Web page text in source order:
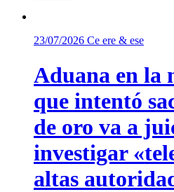
23/07/2026 Ce ere & ese
Aduana en la
que intentó
de oro va a
investigar
altas